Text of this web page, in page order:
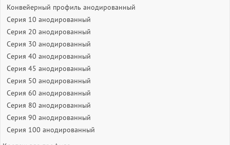
Конвейерный профиль анодированный
Серия 10 анодированный
Серия 20 анодированный
Серия 30 анодированный
Серия 40 анодированный
Серия 45 анодированный
Серия 50 анодированный
Серия 60 анодированный
Серия 80 анодированный
Серия 90 анодированный
Серия 100 анодированный